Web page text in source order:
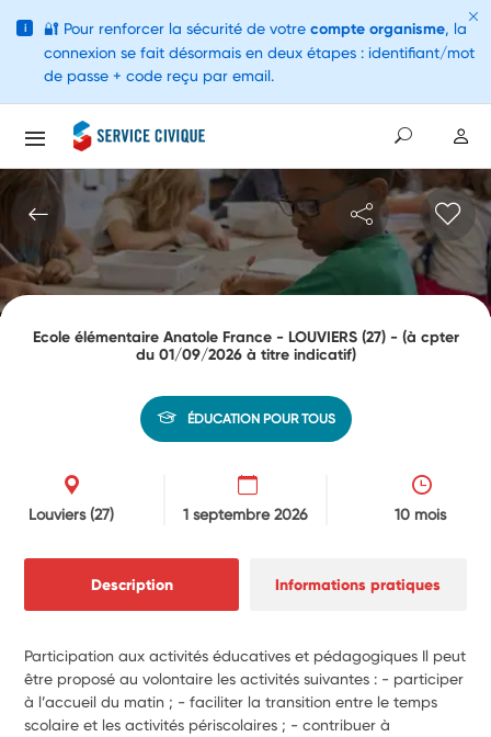
Ecole élémentaire Anatole France - LOUVIERS (27) - (à cpter
du 01/09/2026 à titre indicatif)
ÉDUCATION POUR TOUS
Louviers(27) 1 septembre 2026 10 mois
Description Informations pratiques
Participation aux activités éducatives et pédagogiques Il peut
être proposé au volontaire les activités suivantes : - participer
à l’accueil du matin ; - faciliter la transition entre le temps
scolaire et les activités périscolaires ; - contribuer à
i 🔐 Pour renforcer la sécurité de votre compte organisme, la
connexion se fait désormais en deux étapes : identifiant/mot
de passe + code reçu par email.